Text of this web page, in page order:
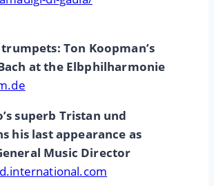
Ton Koopman’s
at the Elbphilharmonie
superb Tristan und
his last appearance as
Music Director